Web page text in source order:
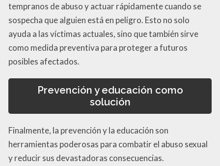
tempranos de abuso y actuar rápidamente cuando se
sospecha que alguien está en peligro. Esto no solo
ayuda a las víctimas actuales, sino que también sirve
como medida preventiva para proteger a futuros
posibles afectados.
Prevención y educación como
solución
Finalmente, la prevención y la educación son
herramientas poderosas para combatir el abuso sexual
y reducir sus devastadoras consecuencias.